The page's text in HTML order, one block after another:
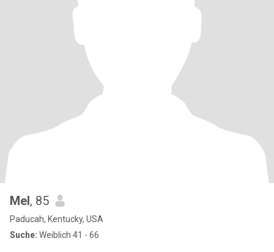
Mel, 85
Paducah, Kentucky, USA
Suche: Weiblich 41 - 66